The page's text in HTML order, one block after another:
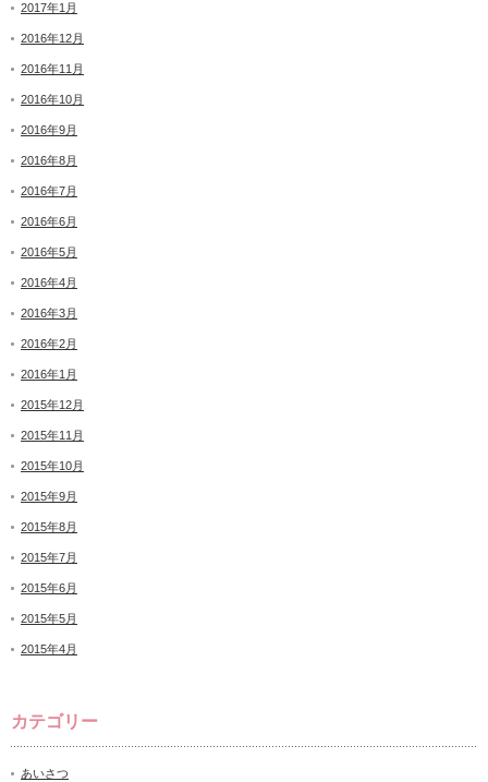
2017年1月
2016年12月
2016年11月
2016年10月
2016年9月
2016年8月
2016年7月
2016年6月
2016年5月
2016年4月
2016年3月
2016年2月
2016年1月
2015年12月
2015年11月
2015年10月
2015年9月
2015年8月
2015年7月
2015年6月
2015年5月
2015年4月
カテゴリー
あいさつ